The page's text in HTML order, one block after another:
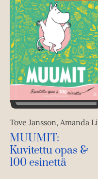
Tove Jansson, Amanda Li
MUUMIT:
Kuvitettu opas &
100 esinettä